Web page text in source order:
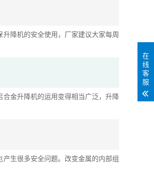
降机的安全使用，厂家建议大家每周
金升降机的运用变得相当广泛，升降
生很多安全问题。改变金属的内部组
在
线
客
服